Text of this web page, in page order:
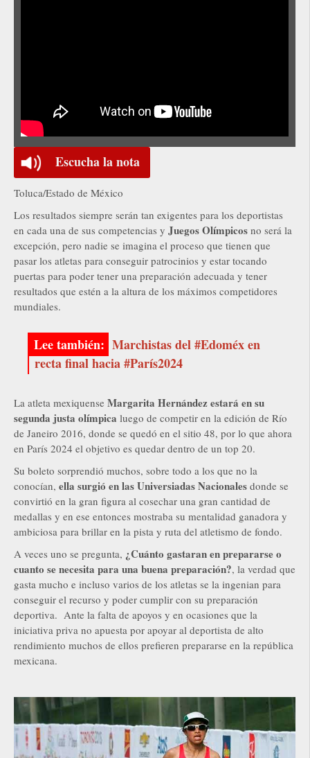
Escucha la nota
Toluca/Estado de México
Los resultados siempre serán tan exigentes para los deportistas
en cada una de sus competencias y Juegos Olímpicos no será la
excepción, pero nadie se imagina el proceso que tienen que
pasar los atletas para conseguir patrocinios y estar tocando
puertas para poder tener una preparación adecuada y tener
resultados que estén a la altura de los máximos competidores
mundiales.
Marchistas del #Edoméx en
recta final hacia #París2024
La atleta mexiquense Margarita Hernándezestará en su
segunda justa olímpica luego de competir en la edición de Río
de Janeiro 2016, donde se quedó en el sitio 48, por lo que ahora
en París 2024 el objetivo es quedar dentro de un top 20.
Su boleto sorprendió muchos, sobre todo a los que no la
conocían, ella surgió en las Universiadas Nacionales donde se
convirtió en la gran figura al cosechar una gran cantidad de
medallas y en ese entonces mostraba su mentalidad ganadora y
ambiciosa para brillar en la pista y ruta del atletismo de fondo.
A veces uno se pregunta, ¿Cuánto gastaran en prepararse o
cuanto se necesita para una buena preparación?, la verdad que
gasta mucho e incluso varios de los atletas se la ingenian para
conseguir el recurso y poder cumplir con su preparación
deportiva. Ante la falta de apoyos y en ocasiones que la
iniciativa priva no apuesta por apoyar al deportista de alto
rendimiento muchos de ellos prefieren prepararse en la república
mexicana.